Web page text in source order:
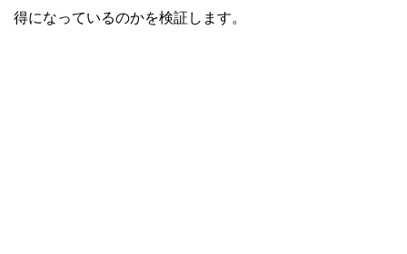
得になっているのかを検証します。